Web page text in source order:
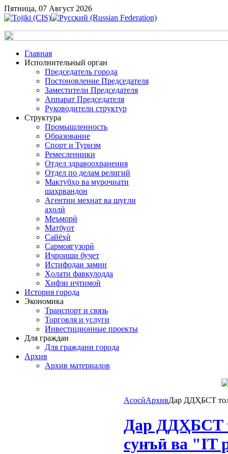
Пятница, 07 Август 2026
Главная
Исполнительный орган
Председатель города
Постоновление Председателя
Заместители Председателя
Аппарат Председателя
Руководители структур
Структура
Промышленность
Образование
Спорт и Туризм
Ремесленники
Отдел здравоохранения
Отдел по делам религий
Мактубҳо ва муроҷиати
шаҳрвандон
Агентии меҳнат ва шуғли
аҳолӣ
Меъморӣ
Матбуот
Сайёҳӣ
Сармоягузорӣ
Иҷроиши буҷет
Истифодаи замин
Ҳолати фавқулодда
Хифзи иҷтимоӣ
История города
Экономика
Транспорт и связь
Торговля и услуги
Инвестиционные проекты
Для граждан
Для граждани города
Архив
Архив материалов
АсосӣАрхивДар ДДҲБСТ
Дар ДДҲБСТ
сунъӣ ва "IT